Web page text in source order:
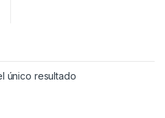
único resultado